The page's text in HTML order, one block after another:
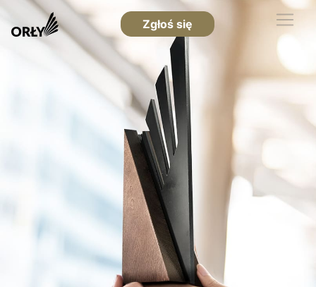
Zgłoś się